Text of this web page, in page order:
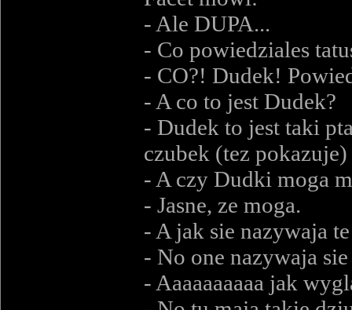
- Ale DUPA...
- Co powiedziales
- CO?! Dudek!
- A co to jest Dudek?
- Dudek to jest taki
czubek (tez pokazuje)
- A czy Dudki moga
- Jasne, ze moga.
- A jak sie nazywaja
- No one nazywaja
- Aaaaaaaaaa jak